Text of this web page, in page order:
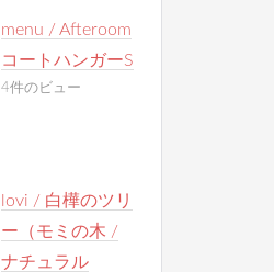
menu / Afteroom
コートハンガーS
4件のビュー
lovi / 白樺のツリ
ー（モミの木 /
ナチュラル